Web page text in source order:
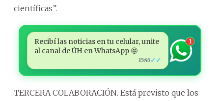
científicas”.
Recibí las noticias en tu celular, unite
al canal de ÚH en WhatsApp 🤩
15:45✓✓
1
TERCERA COLABORACIÓN. Está previsto que los